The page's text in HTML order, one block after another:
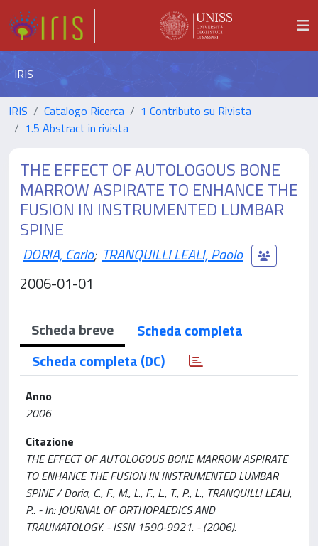
IRIS
IRIS Catalogo Ricerca
1 Contributo su Rivista
1.5 Abstract in rivista
THE EFFECT OF AUTOLOGOUS BONE
MARROW ASPIRATE TO ENHANCE THE
FUSION IN INSTRUMENTED LUMBAR
SPINE
DORIA, Carlo; TRANQUILLI LEALI, Paolo
2006-01-01
Scheda breve
Scheda completa
Scheda completa (DC)
Anno
2006
Citazione
THE EFFECT OF AUTOLOGOUS BONE MARROW ASPIRATE
TO ENHANCE THE FUSION IN INSTRUMENTED LUMBAR
SPINE / Doria, C., F., M., L., F., L., T., P., L., TRANQUILLI LEALI,
P.. - In: JOURNAL OF ORTHOPAEDICS AND
TRAUMATOLOGY. - ISSN 1590-9921. - (2006).